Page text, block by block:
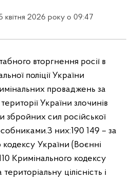
квітня 2026 року о 09:47
вторгнення росії в
поліції України
проваджень за
України злочинів
збройних сил російської
З них:190 149 – за
України (Воєнні
Кримінального кодексу
цілісність і